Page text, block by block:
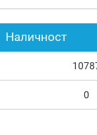
Наличност
0